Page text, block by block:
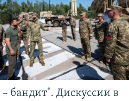
бандит". Дискуссии в